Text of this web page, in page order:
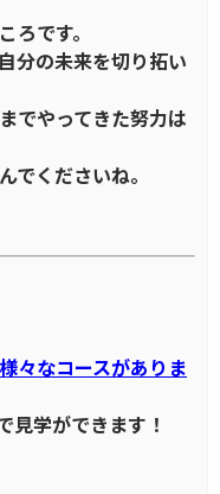
ろです。
分の未来を切り拓い
でやってきた努力は
でくださいね。
々なコースがありま
学ができます！